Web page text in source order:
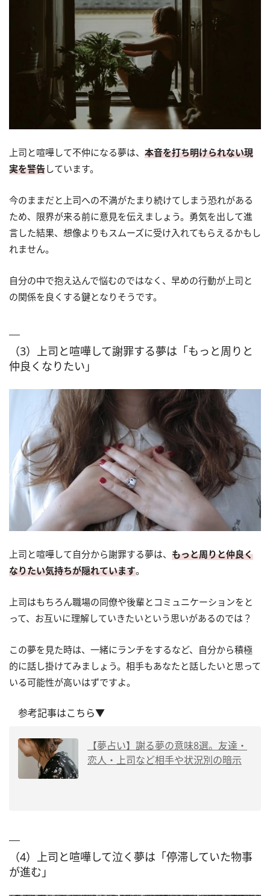
上司と喧嘩して不仲になる夢は、 本音を打ち明けられない現
実を警告しています。
今のままだと上司への不満がたまり続けてしまう恐れがある
ため、限界が来る前に意見を伝えましょう。勇気を出して進
言した結果、想像よりもスムーズに受け入れてもらえるかもし
れません。
自分の中で抱え込んで悩むのではなく、早めの行動が上司と
の関係を良くする鍵となりそうです。
（3）上司と喧嘩して謝罪する夢は「もっと周りと
仲良くなりたい」
上司と喧嘩して自分から謝罪する夢は、 もっと周りと仲良く
なりたい気持ちが隠れています。
上司はもちろん職場の同僚や後輩とコミュニケーションをと
って、お互いに理解していきたいという思いがあるのでは？
この夢を見た時は、一緒にランチをするなど、自分から積極
的に話し掛けてみましょう。相手もあなたと話したいと思って
いる可能性が高いはずですよ。
参考記事はこちら▼
【夢占い】謝る夢の意味8選。友達・
恋人・上司など相手や状況別の暗示
（4）上司と喧嘩して泣く夢は「停滞していた物事
が進む」